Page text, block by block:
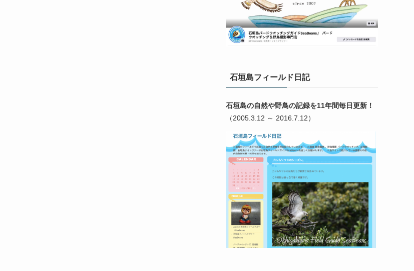
石垣島フィールド日記
石垣島の自然や野鳥の記録を11年間毎日更新！
（2005.3.12 ～ 2016.7.12）